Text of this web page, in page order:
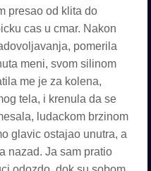
presao od klita do
cas u cmar. Nakon
pomerila
meni, svom silinom
me je za kolena,
tela, i krenula da se
ludackom brzinom
glavic ostajao unutra, a
nazad. Ja sam pratio